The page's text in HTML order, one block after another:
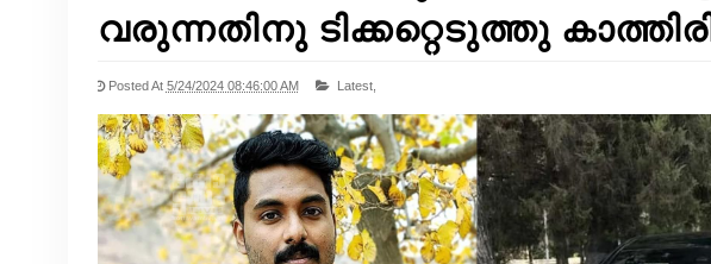
വരുന്നതിനു ടിക്കറ്റെടുത്തു
Posted At 5/24/2024 08:46:00 AM Latest,